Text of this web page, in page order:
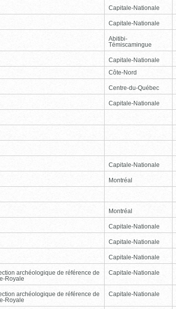
Capitale-Nationale
Capitale-Nationale
Abitibi-
Témiscamingue
Capitale-Nationale
Côte-Nord
Centre-du-Québec
Capitale-Nationale
Capitale-Nationale
Montréal
Montréal
Capitale-Nationale
Capitale-Nationale
Capitale-Nationale
archéologique de référence de
Royale
Capitale-Nationale
archéologique de référence de
Royale
Capitale-Nationale